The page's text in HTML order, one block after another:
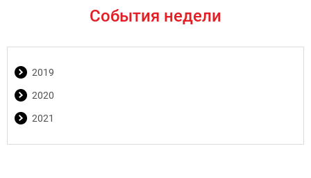
События недели
2019
2020
2021